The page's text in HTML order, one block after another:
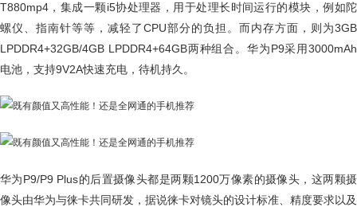
T880mp4，集成一颗i5协处理器，用于处理长时间运行的模块，例如陀
螺仪、指南针等等，减轻了CPU部分的负担。而内存方面，则为3GB
LPDDR4+32GB/4GB LPDDR4+64GB两种组合。华为P9采用3000mAh
电池，支持9V2A快速充电，待机持久。
华为P9/P9 Plus的后置摄像头都是两颗1200万像素的摄像头，这两颗摄
像头由华为与徕卡共同研发，据说徕卡对镜头的设计标准、精度要求以及